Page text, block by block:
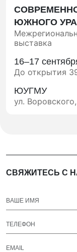
Помыкалов
Время до 15
ЮЖНОГО
выставка
16–17
До открытия
ЮУГМУ
ул.
СВЯЖИТЕСЬ С